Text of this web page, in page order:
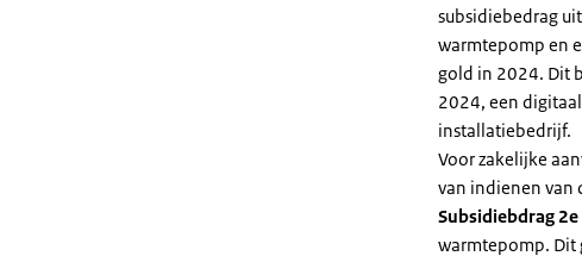
subsidiebedrag
warmtepomp en
gold in 2024. Dit
2024, een
installatiebedrijf.
Voor zakelijke
van indienen van
Subsidiebdrag
warmtepomp. Dit